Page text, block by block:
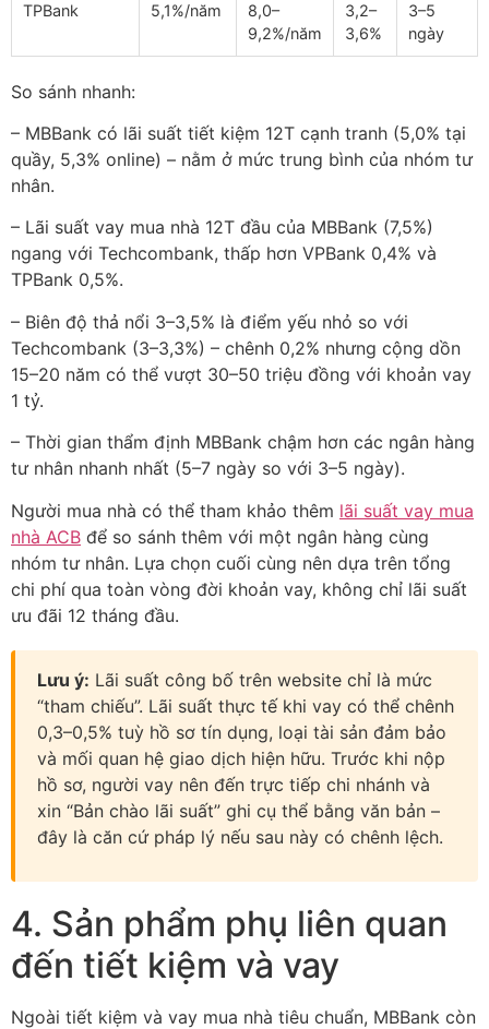
TPBank 5,1%/năm
8,0–
9,2%/năm
3,2–
3,6%
3–5
ngày
So sánh nhanh:
– MBBank có lãi suất tiết kiệm 12T cạnh tranh (5,0% tại
quầy, 5,3% online) – nằm ở mức trung bình của nhóm tư
nhân.
– Lãi suất vay mua nhà 12T đầu của MBBank (7,5%)
ngang với Techcombank, thấp hơn VPBank 0,4% và
TPBank 0,5%.
– Biên độ thả nổi 3–3,5% là điểm yếu nhỏ so với
Techcombank (3–3,3%) – chênh 0,2% nhưng cộng dồn
15–20 năm có thể vượt 30–50 triệu đồng với khoản vay
1 tỷ.
– Thời gian thẩm định MBBank chậm hơn các ngân hàng
tư nhân nhanh nhất (5–7 ngày so với 3–5 ngày).
Người mua nhà có thể tham khảo thêm lãi suất vay mua
nhà ACB để so sánh thêm với một ngân hàng cùng
nhóm tư nhân. Lựa chọn cuối cùng nên dựa trên tổng
chi phí qua toàn vòng đời khoản vay, không chỉ lãi suất
ưu đãi 12 tháng đầu.
Lưu ý: Lãi suất công bố trên website chỉ là mức
“tham chiếu”. Lãi suất thực tế khi vay có thể chênh
0,3–0,5% tuỳ hồ sơ tín dụng, loại tài sản đảm bảo
và mối quan hệ giao dịch hiện hữu. Trước khi nộp
hồ sơ, người vay nên đến trực tiếp chi nhánh và
xin “Bản chào lãi suất” ghi cụ thể bằng văn bản –
đây là căn cứ pháp lý nếu sau này có chênh lệch.
4. Sản phẩm phụ liên quan
đến tiết kiệm và vay
Ngoài tiết kiệm và vay mua nhà tiêu chuẩn, MBBank còn